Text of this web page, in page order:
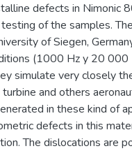
defects in Nimonic
of the samples.
of Siegen,
(1000 Hz y 20
simulate very closely
and others
in these kind of
defects in this
The dislocations are